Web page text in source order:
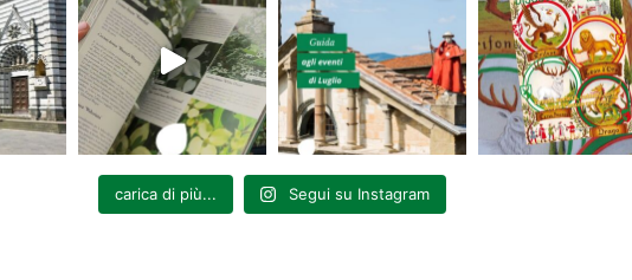
carica di più... Segui su Instagram